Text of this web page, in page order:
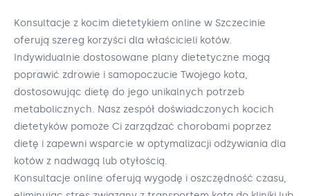
Konsultacje z kocim dietetykiem online w Szczecinie
oferują szereg korzyści dla właścicieli kotów.
Indywidualnie dostosowane plany dietetyczne mogą
poprawić zdrowie i samopoczucie Twojego kota,
dostosowując dietę do jego unikalnych potrzeb
metabolicznych. Nasz zespół doświadczonych kocich
dietetyków pomoże Ci zarządzać chorobami poprzez
dietę i zapewni wsparcie w optymalizacji odżywiania dla
kotów z nadwagą lub otyłością.
Konsultacje online oferują wygodę i oszczędność czasu,